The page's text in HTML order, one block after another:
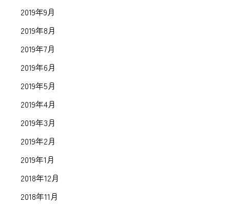
2019年9月
2019年8月
2019年7月
2019年6月
2019年5月
2019年4月
2019年3月
2019年2月
2019年1月
2018年12月
2018年11月